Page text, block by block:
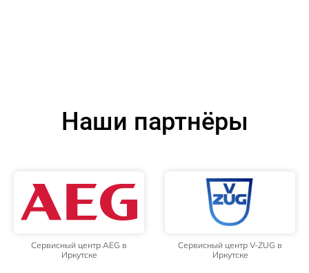
Наши партнёры
Сервисный центр AEG в
Иркутске
Сервисный центр V-ZUG в
Иркутске